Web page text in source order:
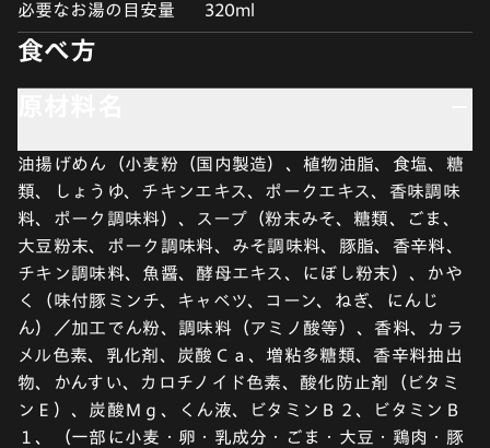
必要なお湯の目安量 320ml
食べ方
油揚げめん（小麦粉（国内製造）、植物油脂、食塩、糖
類、しょうゆ、チキンエキス、ポークエキス、香味調味
料、ポーク調味料）、スープ（粉末みそ、糖類、ごま、
大豆粉末、ポーク調味料、みそ調味料、豚脂、香辛料、
チキン調味料、魚醤、酵母エキス、にぼし粉末）、かや
く（味付豚ミンチ、キャベツ、コーン、ねぎ、にんじ
ん）／加工でん粉、調味料（アミノ酸等）、香料、カラ
メル色素、乳化剤、炭酸Ｃａ、増粘多糖類、香辛料抽出
物、かんすい、カロチノイド色素、酸化防止剤（ビタミ
ンＥ）、炭酸Ｍｇ、くん液、ビタミンＢ２、ビタミンＢ
１、（一部に小麦・卵・乳成分・ごま・大豆・鶏肉・豚